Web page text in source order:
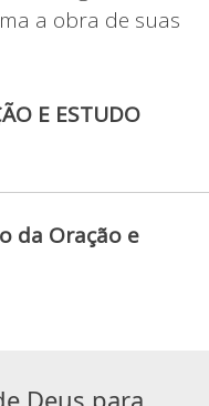
a obra de suas
E ESTUDO
da Oração e
Deus para